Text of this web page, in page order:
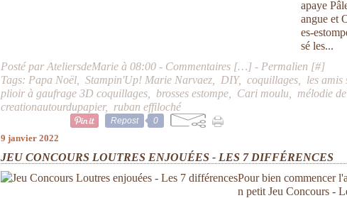
apaye
angue et
es-
sé les...
Posté par AteliersdeMarie à 08:00 - Commentaires […] - Permalien [#]
Tags: Papa Noël ,Stampin'Up! Marie Narvaez DIY,coquillages les amis
plioir à gaufrage 3D coquillages
brosses estompe Cari moulu mélodie
creationautourdupapier, ruban effiloché
Repost 0
9 janvier 2022
JEU CONCOURS LOUTRES ENJOUÉES - LES 7 DIFFÉRENCES
Pour bien commencer
n petit Jeu Concours -